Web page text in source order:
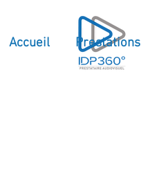
Accueil Prestations